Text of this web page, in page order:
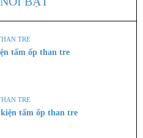
NHỰA NANO
Bình Minh BM 801
TRE
tấm ốp than tre
TRE
tấm ốp than tre